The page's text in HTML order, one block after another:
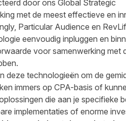
door ons Global Strategic
met de meest effectieve en
Particular Audience en
eenvoudig inpluggen en
voor samenwerking met
deze technologieën om de
immers op CPA-basis of
die aan je specifieke
implementaties of enorme